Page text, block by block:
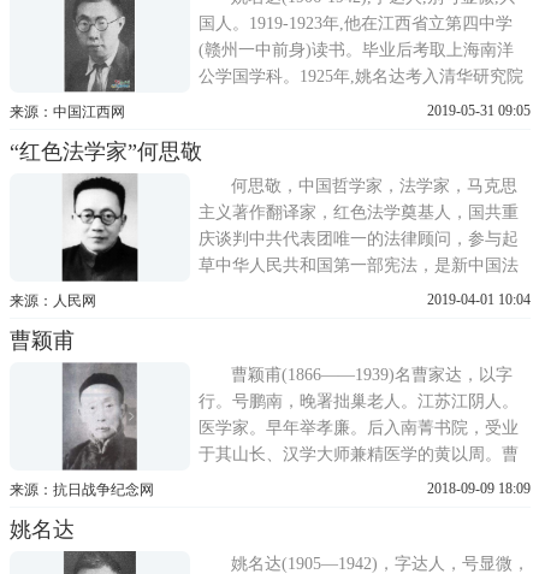
回国后在奉天(今沈阳)
国人。1919-1923年,他在江西省立第四中学
(赣州一中前身)读书。毕业后考取上海南洋
公学国学科。1925年,姚名达考入清华研究院
深造,深得导师梁启超的器重。梁启超的著作
漏》,都是经姚名达记录整理成书的。1929年,
他应聘为上海印书馆编缉兼特约撰写。其间
为商务印书馆出版《
来源：中国江西网 2019-05-31 09:05
“红色法学家”何思敬
何思敬，中国哲学家，法学家，马克思
主义著作翻译家，红色法学奠基人，国共重
庆谈判中共代表团唯一的法律顾问，参与起
草中华人民共和国第一部宪法，是新中国法
律创始人之一。毛泽东称何思敬为全国第一
播和宣传运动，在上世纪三四十年代的延安
时期蓬勃发展。随着整风
来源：人民网 2019-04-01 10:04
曹颖甫
曹颖甫(1866——1939)名曹家达，以字
行。号鹏南，晚署拙巢老人。江苏江阴人。
医学家。早年举孝廉。后入南菁书院，受业
于其山长、汉学大师兼精医学的黄以周。曹
颖甫诗文书画均佳，治医专宗张仲景。对
教务长。1937年八一三淞沪抗战爆发后，回
来源：抗日战争纪念网 2018-09-09 18:09
姚名达
姚名达(1905—1942)，字达人，号显微，